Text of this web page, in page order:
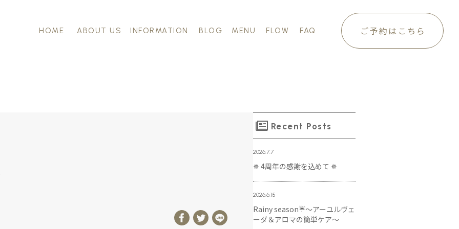
Recent Posts
2026.7.7
✵ 4周年の感謝を込めて ✵
2026.6.15
Rainy season☔️～アーユルヴェ
ーダ＆アロマの簡単ケア～
HOME ABOUT US INFORMATION BLOG MENU FLOW FAQ ご予約はこちら